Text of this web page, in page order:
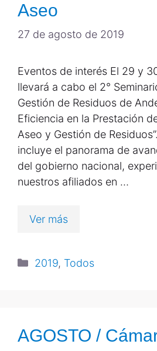
Aseo
27 de agosto de 2019
Eventos de interés El 29 y
llevará a cabo el 2°
Gestión de Residuos de
Eficiencia en la Prestación
Aseo y Gestión de
incluye el panorama de
del gobierno nacional,
nuestros afiliados en …
Ver más
2019, Todos
AGOSTO /